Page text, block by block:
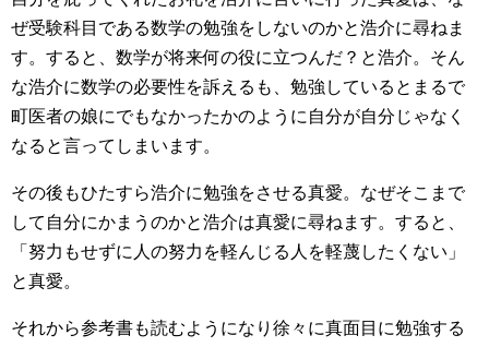
ぜ受験科目である数学の勉強をしないのかと浩介に尋ねま
す。すると、数学が将来何の役に立つんだ？と浩介。そん
な浩介に数学の必要性を訴えるも、勉強しているとまるで
町医者の娘にでもなかったかのように自分が自分じゃなく
なると言ってしまいます。
その後もひたすら浩介に勉強をさせる真愛。なぜそこまで
して自分にかまうのかと浩介は真愛に尋ねます。すると、
「努力もせずに人の努力を軽んじる人を軽蔑したくない」
と真愛。
それから参考書も読むようになり徐々に真面目に勉強する